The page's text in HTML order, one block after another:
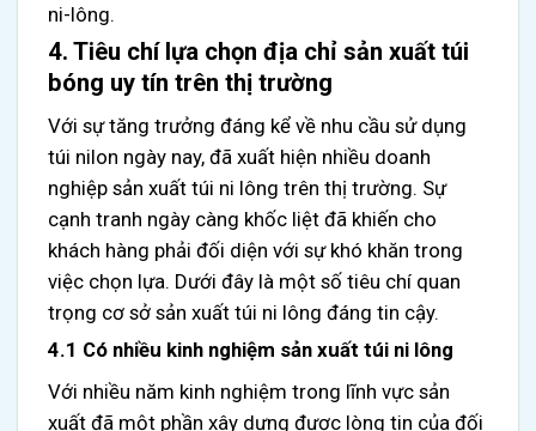
ni-lông.
4. Tiêu chí lựa chọn địa chỉ sản xuất túi
bóng uy tín trên thị trường
Với sự tăng trưởng đáng kể về nhu cầu sử dụng
túi nilon ngày nay, đã xuất hiện nhiều doanh
nghiệp sản xuất túi ni lông trên thị trường. Sự
cạnh tranh ngày càng khốc liệt đã khiến cho
khách hàng phải đối diện với sự khó khăn trong
việc chọn lựa. Dưới đây là một số tiêu chí quan
trọng cơ sở sản xuất túi ni lông đáng tin cậy.
4.1 Có nhiều kinh nghiệm sản xuất túi ni lông
Với nhiều năm kinh nghiệm trong lĩnh vực sản
xuất đã một phần xây dựng được lòng tin của đối